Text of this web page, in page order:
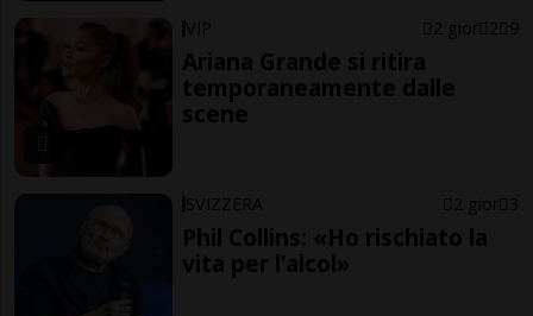
VIP 2 gior 2 9
Ariana Grande si ritira
temporaneamente dalle
scene
SVIZZERA 2 gior 3
Phil Collins: «Ho rischiato la
vita per l’alcol»